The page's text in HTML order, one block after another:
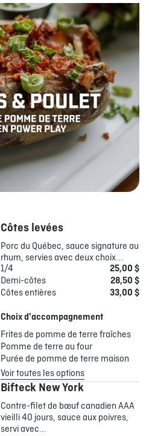
Côtes levées
Porc du Québec, sauce signature au
rhum, servies avec deux choix...
1/4
25,00 $
Demi-côtes
28,50 $
Côtes entières
33,00 $
Choix d'accompagnement
Frites de pomme de terre fraîches
Pomme de terre au four
Purée de pomme de terre maison
Voir toutes les options
Bifteck New York
Contre-filet de bœuf canadien AAA
vieilli 40 jours, sauce aux poivres,
servi avec...